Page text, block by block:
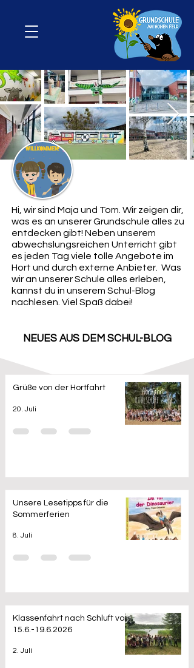
Hi, wir sind Maja und Tom. Wir zeigen dir,
was es an unserer Grundschule alles zu
entdecken gibt! Neben unserem
abwechslungsreichen Unterricht gibt
es jeden Tag viele tolle Angebote im
Hort und durch externe Anbieter. Was
wir an unserer Schule alles erleben,
kannst du in unserem Schul-Blog
nachlesen. Viel Spaß dabei!
NEUES AUS DEM SCHUL-BLOG
Grüße von der Hortfahrt
20. Juli
Unsere Lesetipps für die
Sommerferien
8. Juli
Klassenfahrt nach Schluft vom
15.6.-19.6.2026
2. Juli